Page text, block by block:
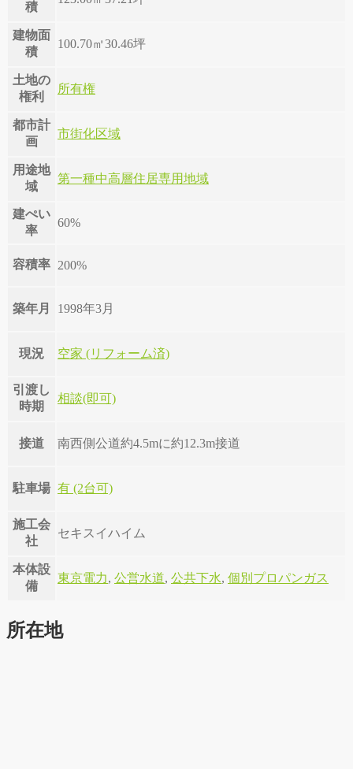
積
建物面
積
100.70㎡30.46坪
土地の
権利
所有権
都市計
画
市街化区域
用途地
域
第一種中高層住居専用地域
建ぺい
率
60%
容積率 200%
築年月 1998年3月
現況 空家 (リフォーム済)
引渡し
時期
相談(即可)
接道 南西側公道約4.5mに約12.3m接道
駐車場 有 (2台可)
施工会
社
セキスイハイム
本体設
備
東京電力, 公営水道, 公共下水, 個別プロパンガス
所在地